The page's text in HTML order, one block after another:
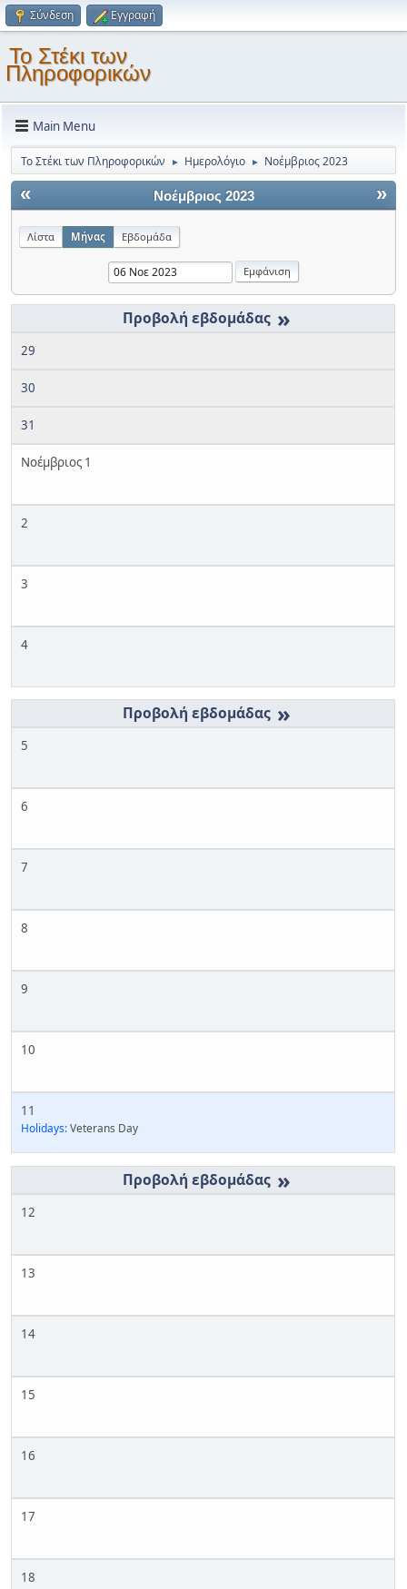
Σύνδεση Εγγραφή
Το Στέκι των
Πληροφορικών
Main Menu
Το Στέκι των Πληροφορικών ► Ημερολόγιο ► Νοέμβριος 2023
« »
Νοέμβριος 2023
Λίστα Μήνας Εβδομάδα
»
29
30
31
Νοέμβριος 1
2
3
4
»
5
6
7
8
9
10
11
Holidays:Veterans Day
»
12
13
14
15
16
17
18